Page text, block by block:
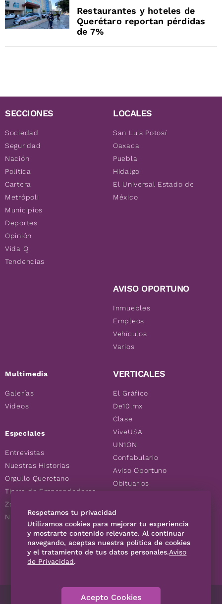
Restaurantes y hoteles de
Querétaro reportan pérdidas
de 7%
SECCIONES
Sociedad
Seguridad
Nación
Política
Cartera
Metrópoli
Municipios
Deportes
Opinión
Vida Q
Tendencias
Multimedia
Galerías
Videos
Especiales
Entrevistas
Nuestras Historias
Orgullo Queretano
Tierra de Emprendedores
Zoociales
Nuevos Queretanos
LOCALES
San Luis Potosí
Oaxaca
Puebla
Hidalgo
El Universal Estado de
México
AVISO OPORTUNO
Inmuebles
Empleos
Vehículos
Varios
VERTICALES
El Gráfico
De10.mx
Clase
ViveUSA
UN1ÓN
Confabulario
Aviso Oportuno
Obituarios
Consultas
SÍGUENOS
Contáctanos Código de Ética
Respetamos tu privacidad
Utilizamos cookies para mejorar tu experiencia
y mostrarte contenido relevante. Al continuar
navegando, aceptas nuestra política de cookies
y el tratamiento de tus datos personales.Aviso
de Privacidad.
Acepto Cookies